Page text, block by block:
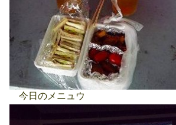
今日のメニュウ